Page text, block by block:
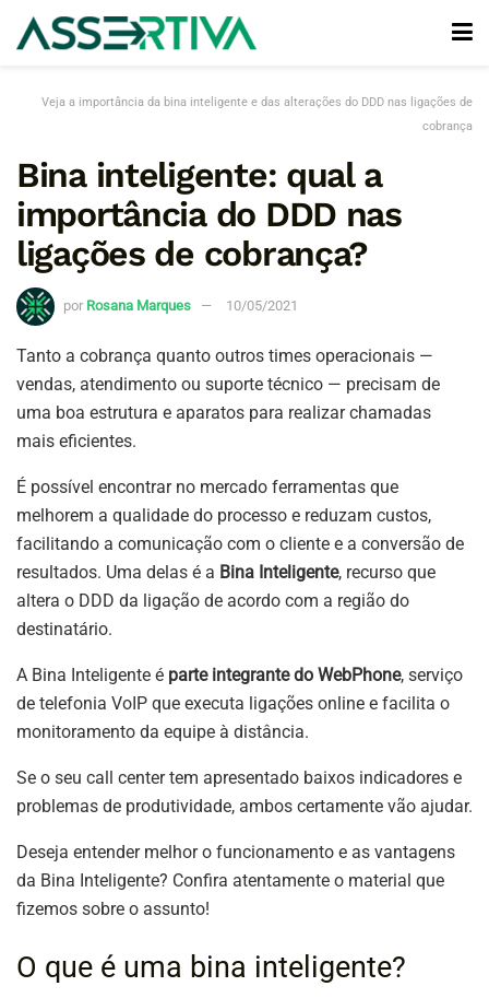
Veja a importância da bina inteligente e das alterações do DDD nas ligações de
cobrança
Bina inteligente: qual a
importância do DDD nas
ligações de cobrança?
por Rosana Marques 10/05/2021
Tanto a cobrança quanto outros times operacionais —
vendas, atendimento ou suporte técnico — precisam de
uma boa estrutura e aparatos para realizar chamadas
mais eficientes.
É possível encontrar no mercado ferramentas que
melhorem a qualidade do processo e reduzam custos,
facilitando a comunicação com o cliente e a conversão de
resultados. Uma delas é a Bina Inteligente, recurso que
altera o DDD da ligação de acordo com a região do
destinatário.
A Bina Inteligente é parte integrante do WebPhone, serviço
de telefonia VoIP que executa ligações online e facilita o
monitoramento da equipe à distância.
Se o seu call center tem apresentado baixos indicadores e
problemas de produtividade, ambos certamente vão ajudar.
Deseja entender melhor o funcionamento e as vantagens
da Bina Inteligente? Confira atentamente o material que
fizemos sobre o assunto!
O que é uma bina inteligente?